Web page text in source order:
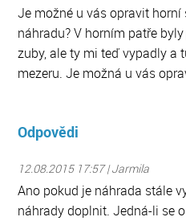
Je možné u vás opravit
náhradu? V horním patře
zuby, ale ty mi teď vypadly a
mezeru. Je možná u vás
Odpovědi
12.08.2015 17:57 | Jarmila
Ano pokud je náhrada stále
náhrady doplnit. Jedná-li se